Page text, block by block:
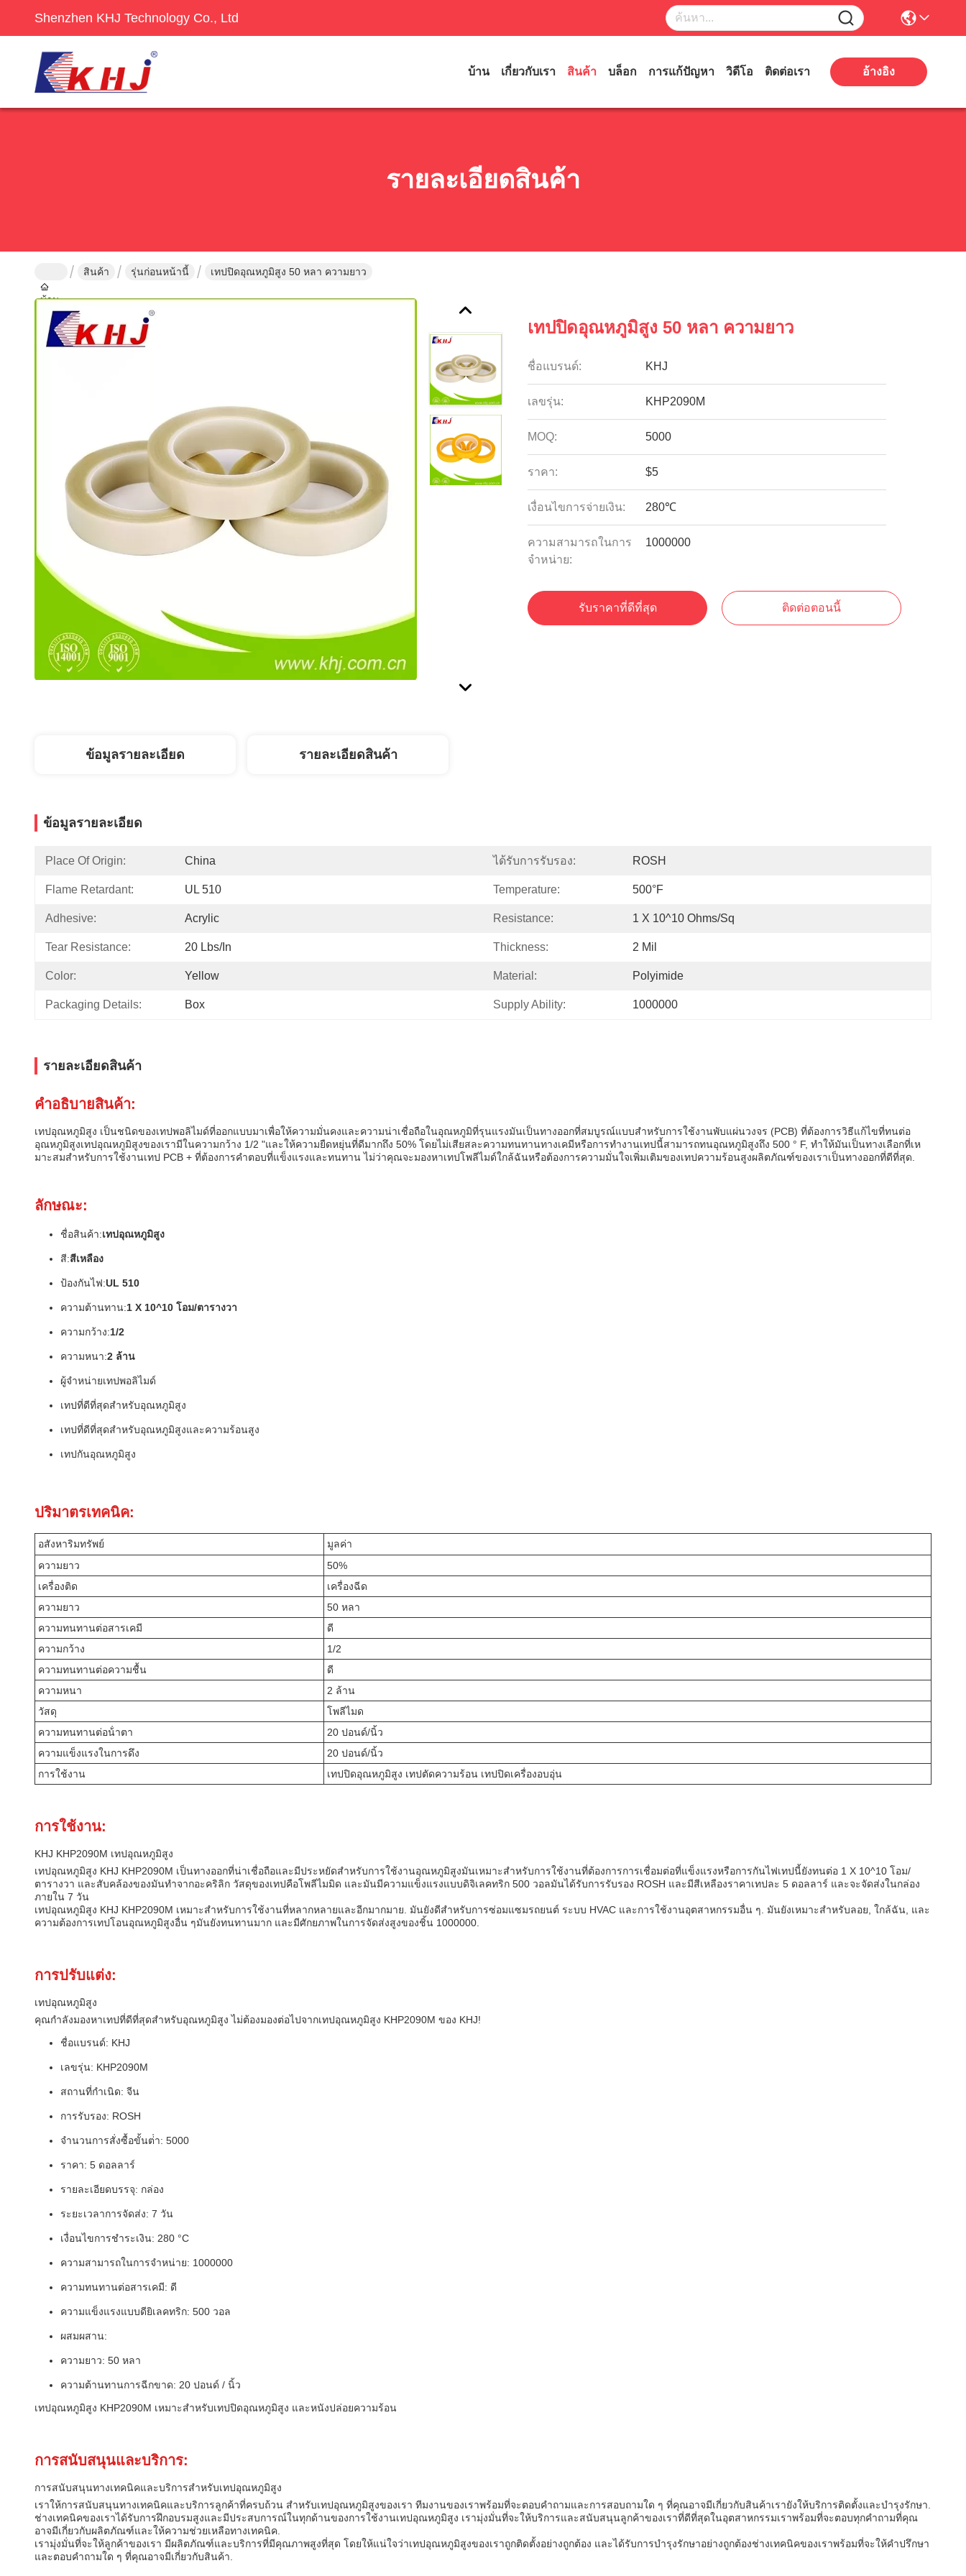
Shenzhen KHJ Technology Co., Ltd
บ้าน เกี่ยวกับเรา สินค้า บล็อก การแก้ปัญหา วิดีโอ ติดต่อเรา อ้างอิง
รายละเอียดสินค้า
บ้าน
สินค้า รุ่นก่อนหน้านี้ เทปปิดอุณหภูมิสูง 50 หลา ความยาว
เทปปิดอุณหภูมิสูง 50 หลา ความยาว
ชื่อแบรนด์: KHJ
เลขรุ่น: KHP2090M
MOQ: 5000
ราคา: $5
เงื่อนไขการจ่ายเงิน: 280℃
ความสามารถในการ
จําหน่าย:
1000000
รับราคาที่ดีที่สุด ติดต่อตอนนี้
ข้อมูลรายละเอียด รายละเอียดสินค้า
ข้อมูลรายละเอียด
Place Of Origin: China ได้รับการรับรอง: ROSH
Flame Retardant: UL 510 Temperature: 500°F
Adhesive: Acrylic Resistance: 1 X 10^10 Ohms/sq
Tear Resistance: 20 Lbs/in Thickness: 2 Mil
Color: Yellow Material: Polyimide
Packaging Details: Box Supply Ability: 1000000
รายละเอียดสินค้า
คําอธิบายสินค้า:
เทปอุณหภูมิสูง เป็นชนิดของเทปพอลิไมด์ที่ออกแบบมาเพื่อให้ความมั่นคงและความน่าเชื่อถือในอุณหภูมิที่รุนแรงมันเป็นทางออกที่สมบูรณ์แบบสําหรับการใช้งานพับแผ่นวงจร (PCB) ที่ต้องการวิธีแก้ไขที่ทนต่อ
อุณหภูมิสูงเทปอุณหภูมิสูงของเรามีในความกว้าง 1/2 "และให้ความยืดหยุ่นที่ดีมากถึง 50% โดยไม่เสียสละความทนทานทางเคมีหรือการทํางานเทปนี้สามารถทนอุณหภูมิสูงถึง 500 ° F, ทําให้มันเป็นทางเลือกที่เห
มาะสมสําหรับการใช้งานเทป PCB + ที่ต้องการคําตอบที่แข็งแรงและทนทาน ไม่ว่าคุณจะมองหาเทปโพลีไมด์ใกล้ฉันหรือต้องการความมั่นใจเพิ่มเติมของเทปความร้อนสูงผลิตภัณฑ์ของเราเป็นทางออกที่ดีที่สุด.
ลักษณะ:
ชื่อสินค้า:เทปอุณหภูมิสูง
สี:สีเหลือง
ป้องกันไฟ:UL 510
ความต้านทาน:1 X 10^10 โอม/ตารางวา
ความกว้าง:1/2
ความหนา:2 ล้าน
ผู้จําหน่ายเทปพอลิไมด์
เทปที่ดีที่สุดสําหรับอุณหภูมิสูง
เทปที่ดีที่สุดสําหรับอุณหภูมิสูงและความร้อนสูง
เทปกันอุณหภูมิสูง
ปริมาตรเทคนิค:
อสังหาริมทรัพย์
มูลค่า
ความยาว
50%
เครื่องติด
เครื่องฉีด
ความยาว
50 หลา
ความทนทานต่อสารเคมี
ดี
ความกว้าง
1/2
ความทนทานต่อความชื้น
ดี
ความหนา
2 ล้าน
วัสดุ
โพลีไมด
ความทนทานต่อน้ําตา
20 ปอนด์/นิ้ว
ความแข็งแรงในการดึง
20 ปอนด์/นิ้ว
การใช้งาน
เทปปิดอุณหภูมิสูง เทปตัดความร้อน เทปปิดเครื่องอบอุ่น
การใช้งาน:
KHJ KHP2090M เทปอุณหภูมิสูง
เทปอุณหภูมิสูง KHJ KHP2090M เป็นทางออกที่น่าเชื่อถือและมีประหยัดสําหรับการใช้งานอุณหภูมิสูงมันเหมาะสําหรับการใช้งานที่ต้องการการเชื่อมต่อที่แข็งแรงหรือการกันไฟเทปนี้ยังทนต่อ 1 X 10^10 โอม/
ตารางวา และสับคล้องของมันทําจากอะคริลิก วัสดุของเทปคือโพลีไมมิด และมันมีความแข็งแรงแบบดิจิเลคทริก 500 วอลมันได้รับการรับรอง ROSH และมีสีเหลืองราคาเทปละ 5 ดอลลาร์ และจะจัดส่งในกล่อง
ภายใน 7 วัน
เทปอุณหภูมิสูง KHJ KHP2090M เหมาะสําหรับการใช้งานที่หลากหลายและอีกมากมาย. มันยังดีสําหรับการซ่อมแซมรถยนต์ ระบบ HVAC และการใช้งานอุตสาหกรรมอื่น ๆ. มันยังเหมาะสําหรับลอย, ใกล้ฉัน, และ
ความต้องการเทปโอนอุณหภูมิสูงอื่น ๆมันยังทนทานมาก และมีศักยภาพในการจัดส่งสูงของชิ้น 1000000.
การปรับแต่ง:
เทปอุณหภูมิสูง
คุณกําลังมองหาเทปที่ดีที่สุดสําหรับอุณหภูมิสูง ไม่ต้องมองต่อไปจากเทปอุณหภูมิสูง KHP2090M ของ KHJ!
ชื่อแบรนด์: KHJ
เลขรุ่น: KHP2090M
สถานที่กําเนิด: จีน
การรับรอง: ROSH
จํานวนการสั่งซื้อขั้นต่ํา: 5000
ราคา: 5 ดอลลาร์
รายละเอียดบรรจุ: กล่อง
ระยะเวลาการจัดส่ง: 7 วัน
เงื่อนไขการชําระเงิน: 280 °C
ความสามารถในการจําหน่าย: 1000000
ความทนทานต่อสารเคมี: ดี
ความแข็งแรงแบบดียิเลคทริก: 500 วอล
ผสมผสาน:
ความยาว: 50 หลา
ความต้านทานการฉีกขาด: 20 ปอนด์ / นิ้ว
เทปอุณหภูมิสูง KHP2090M เหมาะสําหรับเทปปิดอุณหภูมิสูง และหนังปล่อยความร้อน
การสนับสนุนและบริการ:
การสนับสนุนทางเทคนิคและบริการสําหรับเทปอุณหภูมิสูง
เราให้การสนับสนุนทางเทคนิคและบริการลูกค้าที่ครบถ้วน สําหรับเทปอุณหภูมิสูงของเรา ทีมงานของเราพร้อมที่จะตอบคําถามและการสอบถามใด ๆ ที่คุณอาจมีเกี่ยวกับสินค้าเรายังให้บริการติดตั้งและบํารุงรักษา.
ช่างเทคนิคของเราได้รับการฝึกอบรมสูงและมีประสบการณ์ในทุกด้านของการใช้งานเทปอุณหภูมิสูง เรามุ่งมั่นที่จะให้บริการและสนับสนุนลูกค้าของเราที่ดีที่สุดในอุตสาหกรรมเราพร้อมที่จะตอบทุกคําถามที่คุณ
อาจมีเกี่ยวกับผลิตภัณฑ์และให้ความช่วยเหลือทางเทคนิค.
เรามุ่งมั่นที่จะให้ลูกค้าของเรา มีผลิตภัณฑ์และบริการที่มีคุณภาพสูงที่สุด โดยให้แน่ใจว่าเทปอุณหภูมิสูงของเราถูกติดตั้งอย่างถูกต้อง และได้รับการบํารุงรักษาอย่างถูกต้องช่างเทคนิคของเราพร้อมที่จะให้คําปรึกษา
และตอบคําถามใด ๆ ที่คุณอาจมีเกี่ยวกับสินค้า.